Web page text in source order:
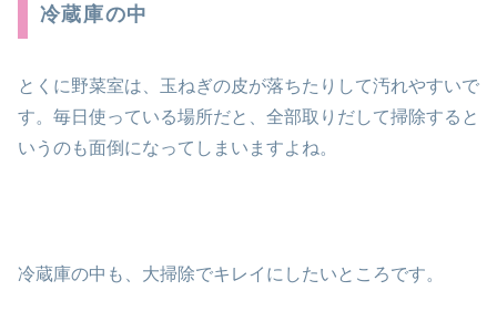
冷蔵庫の中
とくに野菜室は、玉ねぎの皮が落ちたりして汚れやすいで
す。毎日使っている場所だと、全部取りだして掃除すると
いうのも面倒になってしまいますよね。
冷蔵庫の中も、大掃除でキレイにしたいところです。